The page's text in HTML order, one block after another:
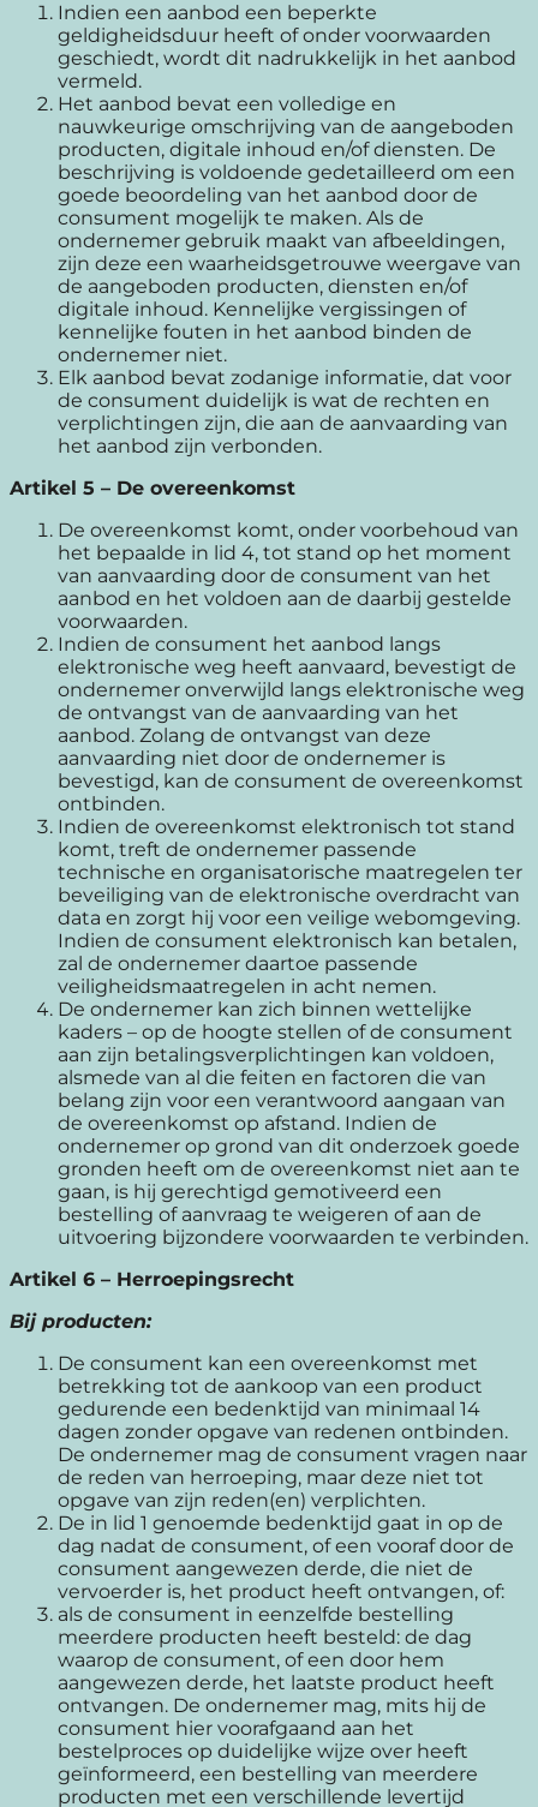
Indien een aanbod een beperkte
geldigheidsduur heeft of onder voorwaarden
geschiedt, wordt dit nadrukkelijk in het aanbod
vermeld.
Het aanbod bevat een volledige en
nauwkeurige omschrijving van de aangeboden
producten, digitale inhoud en/of diensten. De
beschrijving is voldoende gedetailleerd om een
goede beoordeling van het aanbod door de
consument mogelijk te maken. Als de
ondernemer gebruik maakt van afbeeldingen,
zijn deze een waarheidsgetrouwe weergave van
de aangeboden producten, diensten en/of
digitale inhoud. Kennelijke vergissingen of
kennelijke fouten in het aanbod binden de
ondernemer niet.
Elk aanbod bevat zodanige informatie, dat voor
de consument duidelijk is wat de rechten en
verplichtingen zijn, die aan de aanvaarding van
het aanbod zijn verbonden.
Artikel 5 – De overeenkomst
De overeenkomst komt, onder voorbehoud van
het bepaalde in lid 4, tot stand op het moment
van aanvaarding door de consument van het
aanbod en het voldoen aan de daarbij gestelde
voorwaarden.
Indien de consument het aanbod langs
elektronische weg heeft aanvaard, bevestigt de
ondernemer onverwijld langs elektronische weg
de ontvangst van de aanvaarding van het
aanbod. Zolang de ontvangst van deze
aanvaarding niet door de ondernemer is
bevestigd, kan de consument de overeenkomst
ontbinden.
Indien de overeenkomst elektronisch tot stand
komt, treft de ondernemer passende
technische en organisatorische maatregelen ter
beveiliging van de elektronische overdracht van
data en zorgt hij voor een veilige webomgeving.
Indien de consument elektronisch kan betalen,
zal de ondernemer daartoe passende
veiligheidsmaatregelen in acht nemen.
De ondernemer kan zich binnen wettelijke
kaders – op de hoogte stellen of de consument
aan zijn betalingsverplichtingen kan voldoen,
alsmede van al die feiten en factoren die van
belang zijn voor een verantwoord aangaan van
de overeenkomst op afstand. Indien de
ondernemer op grond van dit onderzoek goede
gronden heeft om de overeenkomst niet aan te
gaan, is hij gerechtigd gemotiveerd een
bestelling of aanvraag te weigeren of aan de
uitvoering bijzondere voorwaarden te verbinden.
Artikel 6 – Herroepingsrecht
Bij producten:
De consument kan een overeenkomst met
betrekking tot de aankoop van een product
gedurende een bedenktijd van minimaal 14
dagen zonder opgave van redenen ontbinden.
De ondernemer mag de consument vragen naar
de reden van herroeping, maar deze niet tot
opgave van zijn reden(en) verplichten.
De in lid 1 genoemde bedenktijd gaat in op de
dag nadat de consument, of een vooraf door de
consument aangewezen derde, die niet de
vervoerder is, het product heeft ontvangen, of:
als de consument in eenzelfde bestelling
meerdere producten heeft besteld: de dag
waarop de consument, of een door hem
aangewezen derde, het laatste product heeft
ontvangen. De ondernemer mag, mits hij de
consument hier voorafgaand aan het
bestelproces op duidelijke wijze over heeft
geïnformeerd, een bestelling van meerdere
producten met een verschillende levertijd